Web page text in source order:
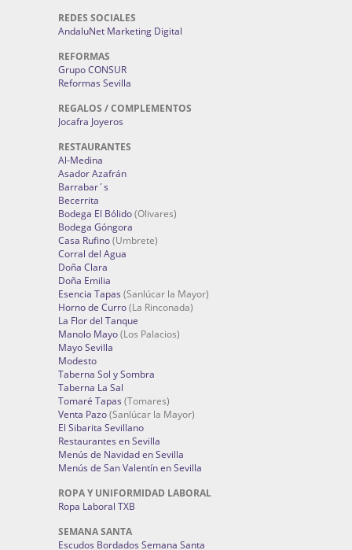
REDES SOCIALES
AndaluNet Marketing Digital
REFORMAS
Grupo CONSUR
Reformas Sevilla
REGALOS / COMPLEMENTOS
Jocafra Joyeros
RESTAURANTES
Al-Medina
Asador Azafrán
Barrabar´s
Becerrita
Bodega El Bólido(Olivares)
Bodega Góngora
Casa Rufino(Umbrete)
Corral del Agua
Doña Clara
Doña Emilia
Esencia Tapas (Sanlúcar la Mayor)
Horno de Curro(La Rinconada)
La Flor del Tanque
Manolo Mayo(Los Palacios)
Mayo Sevilla
Modesto
Taberna Sol y Sombra
Taberna La Sal
Tomaré Tapas (Tomares)
Venta Pazo(Sanlúcar la Mayor)
El Sibarita Sevillano
Restaurantes en Sevilla
Menús de Navidad en Sevilla
Menús de San Valentín en Sevilla
ROPA Y UNIFORMIDAD LABORAL
Ropa Laboral TXB
SEMANA SANTA
Escudos Bordados Semana Santa